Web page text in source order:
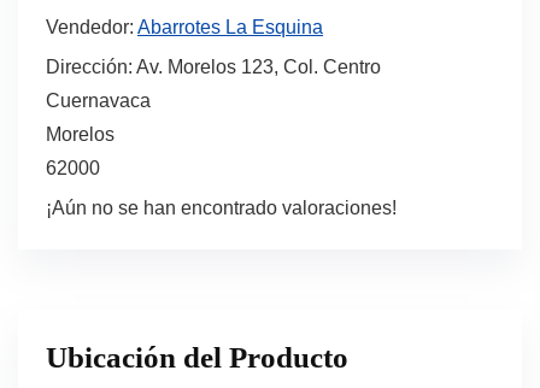
Vendedor: Abarrotes La Esquina
Dirección: Av. Morelos 123, Col. Centro
Cuernavaca
Morelos
62000
¡Aún no se han encontrado valoraciones!
Ubicación del Producto